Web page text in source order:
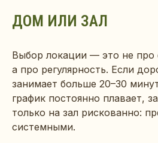
ДОМ ИЛИ ЗАЛ
Выбор локации — это не про
а про регулярность. Если
занимает больше 20–30
график постоянно плавает,
только на зал рискованно:
системными.